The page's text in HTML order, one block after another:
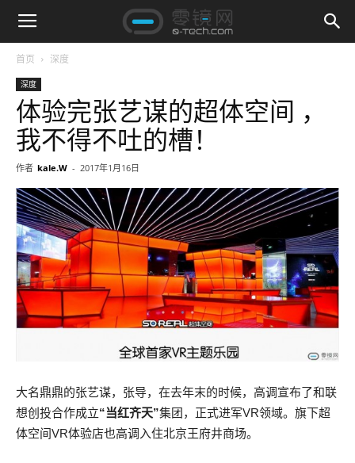
首页 深度
深度
体验完张艺谋的超体空间 ，
我不得不吐的槽！
作者 kale.W - 2017年1月16日
大名鼎鼎的张艺谋，张导，在去年末的时候，高调宣布了和联
想创投合作成立“当红齐天”集团，正式进军VR领域。旗下超
体空间VR体验店也高调入住北京王府井商场。